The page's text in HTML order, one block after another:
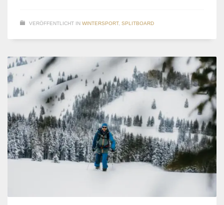
VERÖFFENTLICHT IN WINTERSPORT, SPLITBOARD